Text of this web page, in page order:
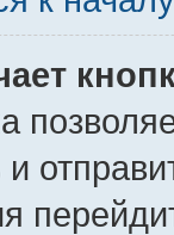
и